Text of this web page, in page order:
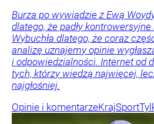
Burza po wywiadzie z Ewą
dlatego, że padły kontrowersyjne
Wybuchła dlatego, że coraz
analizę uznajemy opinie
i odpowiedzialności. Internet od
tych, którzy wiedzą najwięcej,
najgłośniej.
Opinie i komentarzeKrajSport